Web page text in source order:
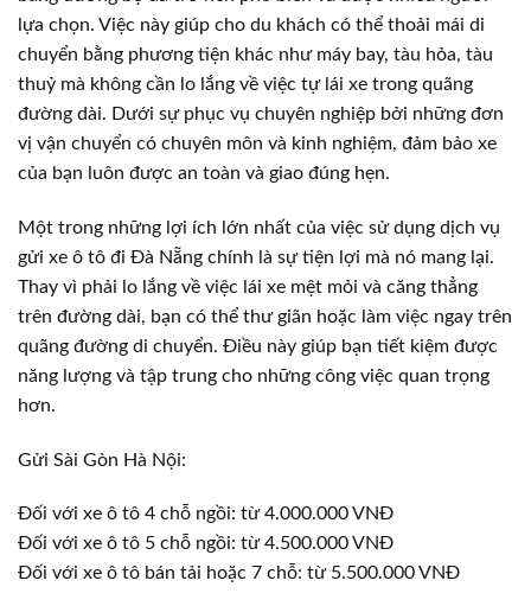
lựa chọn. Việc này giúp cho du khách có thể thoải mái di
chuyển bằng phương tiện khác như máy bay, tàu hỏa, tàu
thuỷ mà không cần lo lắng về việc tự lái xe trong quãng
đường dài. Dưới sự phục vụ chuyên nghiệp bởi những đơn
vị vận chuyển có chuyên môn và kinh nghiệm, đảm bảo xe
của bạn luôn được an toàn và giao đúng hẹn.
Một trong những lợi ích lớn nhất của việc sử dụng dịch vụ
gửi xe ô tô đi Đà Nẵng chính là sự tiện lợi mà nó mang lại.
Thay vì phải lo lắng về việc lái xe mệt mỏi và căng thẳng
trên đường dài, bạn có thể thư giãn hoặc làm việc ngay trên
quãng đường di chuyển. Điều này giúp bạn tiết kiệm được
năng lượng và tập trung cho những công việc quan trọng
hơn.
Gửi Sài Gòn Hà Nội:
Đối với xe ô tô 4 chỗ ngồi: từ 4.000.000 VNĐ
Đối với xe ô tô 5 chỗ ngồi: từ 4.500.000 VNĐ
Đối với xe ô tô bán tải hoặc 7 chỗ: từ 5.500.000 VNĐ